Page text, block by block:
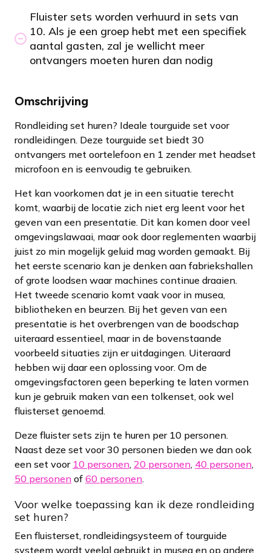
Fluister sets worden verhuurd in sets van
10. Als je een groep hebt met een specifiek
aantal gasten, zal je wellicht meer
ontvangers moeten huren dan nodig
Omschrijving
Rondleiding set huren? Ideale tourguide set voor
rondleidingen. Deze tourguide set biedt 30
ontvangers met oortelefoon en 1 zender met headset
microfoon en is eenvoudig te gebruiken.
Het kan voorkomen dat je in een situatie terecht
komt, waarbij de locatie zich niet erg leent voor het
geven van een presentatie. Dit kan komen door veel
omgevingslawaai, maar ook door reglementen waarbij
juist zo min mogelijk geluid mag worden gemaakt. Bij
het eerste scenario kan je denken aan fabriekshallen
of grote loodsen waar machines continue draaien.
Het tweede scenario komt vaak voor in musea,
bibliotheken en beurzen. Bij het geven van een
presentatie is het overbrengen van de boodschap
uiteraard essentieel, maar in de bovenstaande
voorbeeld situaties zijn er uitdagingen. Uiteraard
hebben wij daar een oplossing voor. Om de
omgevingsfactoren geen beperking te laten vormen
kun je gebruik maken van een tolkenset, ook wel
fluisterset genoemd.
Deze fluister sets zijn te huren per 10 personen.
Naast deze set voor 30 personen bieden we dan ook
een set voor 10 personen, 20 personen, 40 personen,
50 personen of 60 personen.
Voor welke toepassing kan ik deze rondleiding
set huren?
Een fluisterset, rondleidingsysteem of tourguide
systeem wordt veelal gebruikt in musea en op andere